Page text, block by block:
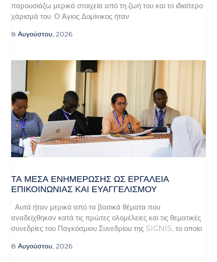
παρουσιάζω μερικά στοιχεία από τη ζωή του και το ιδιαίτερο
χάρισμά του. Ο Άγιος Δομίνικος ήταν
8 Αυγούστου, 2026
ΤΑ ΜΈΣΑ ΕΝΗΜΈΡΩΣΗΣ ΩΣ ΕΡΓΑΛΕΊΑ
ΕΠΙΚΟΙΝΩΝΊΑΣ ΚΑΙ ΕΥΑΓΓΕΛΙΣΜΟΎ
Αυτά ήταν μερικά από τα βασικά θέματα που
αναδείχθηκαν κατά τις πρώτες ολομέλειες και τις θεματικές
συνεδρίες του Παγκόσμιου Συνεδρίου της SIGNIS, το οποίο
8 Αυγούστου, 2026